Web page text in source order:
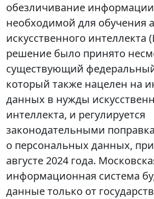
обезличивание
необходимой для обучения
искусственного интеллекта
решение было принято
существующий
который также нацелен на
данных в нужды
интеллекта, и регулируется
законодательными
о персональных данных,
августе 2024 года.
информационная система
данные только от